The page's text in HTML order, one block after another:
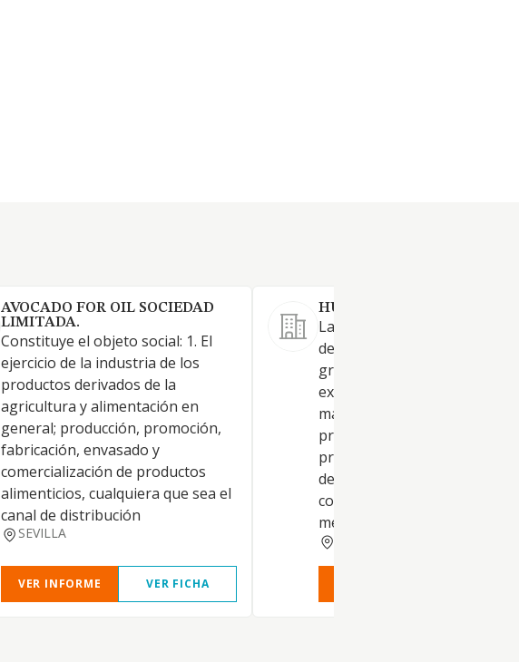
AVOCADO FOR OIL SOCIEDAD
LIMITADA.
Constituye el objeto social: 1. El
ejercicio de la industria de los
productos derivados de la
agricultura y alimentación en
general; producción, promoción,
fabricación, envasado y
comercialización de productos
alimenticios, cualquiera que sea el
canal de distribución
SEVILLA
VER INFORME VER FICHA
HUHN HISPALIS SL.
La explotación de granja
de cerdos, de vacas y toda
granjas de animales, tanto su
explotación, como la venta
mayor y al por menor de sus
productos. CNAE 46.33 -
principal-. La venta al por
de toda clase de animales, y
compraventa al por mayor y
menor